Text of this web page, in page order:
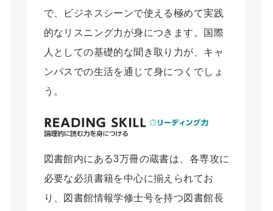
で、ビジネスシーンで使える極めて実践
的なリスニング力が身につきます。国際
人としての基礎的な聞き取り力が、キャ
ンパスでの生活を通じて身につくでしょ
う。
図書館内にある3万冊の蔵書は、各専攻に
必要な必須書籍を中心に揃えられてお
り、図書館情報学修士号を持つ図書館長